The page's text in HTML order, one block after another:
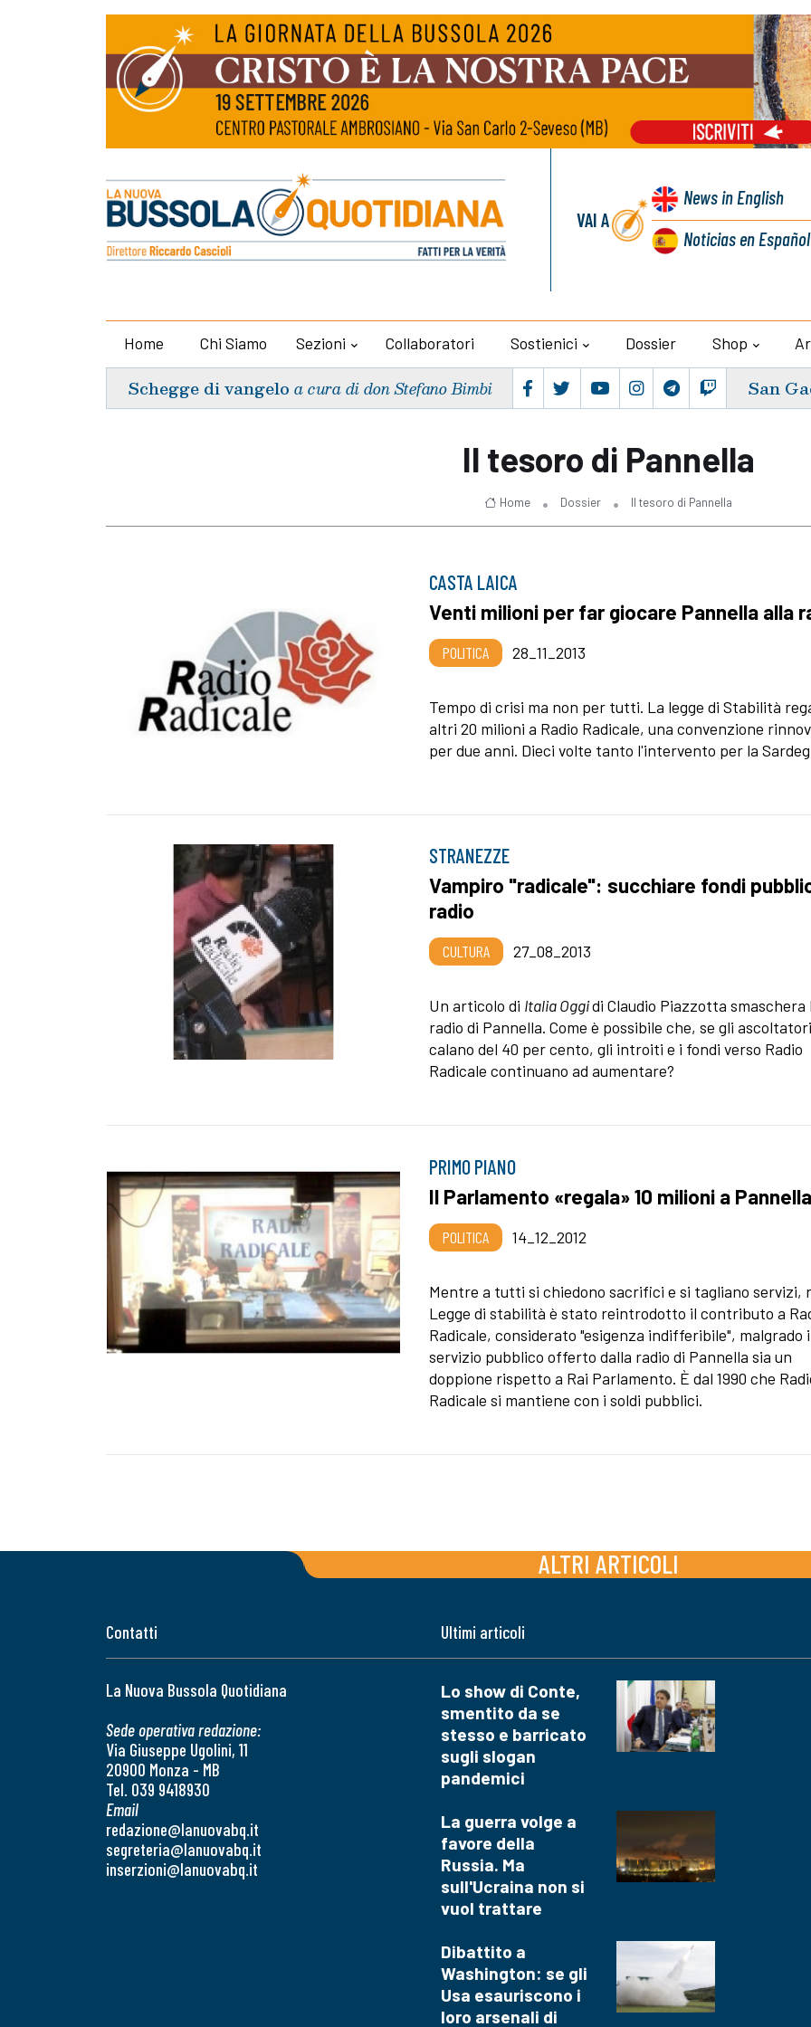
VAI A
Newsin English
Noticiasen Español
Home Chi Siamo Sezioni Collaboratori Sostienici Dossier Shop
Schegge di vangelo a cura di don Stefano Bimbi San
Il tesoro di Pannella
Home Dossier Il tesoro di Pannella
CASTA LAICA
Venti milioni per far giocare Pannella alla
POLITICA 28_11_2013
Tempo di crisi ma non per tutti. La legge di Stabilità
altri 20 milioni a Radio Radicale, una convenzione
per due anni. Dieci volte tanto l'intervento per la
STRANEZZE
Vampiro "radicale": succhiare fondi
radio
CULTURA 27_08_2013
Un articolo di Italia Oggidi Claudio Piazzotta smaschera
radio di Pannella. Come è possibile che, se gli ascoltatori
calano del 40 per cento, gli introiti e i fondi verso Radio
Radicale continuano ad aumentare?
PRIMO PIANO
Il Parlamento «regala» 10 milioni a Pannella
POLITICA 14_12_2012
Mentre a tutti si chiedono sacrifici e si tagliano servizi,
Legge di stabilità è stato reintrodotto il contributo a
Radicale, considerato "esigenza indifferibile", malgrado
servizio pubblico offerto dalla radio di Pannella sia un
doppione rispetto a Rai Parlamento. È dal 1990 che
Radicale si mantiene con i soldi pubblici.
ALTRI ARTICOLI
Contatti
La Nuova Bussola Quotidiana
Sede operativa redazione:
Via Giuseppe Ugolini, 11
20900 Monza - MB
Tel. 039 9418930
Email
redazione@lanuovabq.it
segreteria@lanuovabq.it
inserzioni@lanuovabq.it
Ultimi articoli
Lo show di Conte,
smentito da se
stesso e barricato
sugli slogan
pandemici
La guerra volge a
favore della
Russia. Ma
sull'Ucraina non si
vuol trattare
Dibattito a
Washington: se gli
Usa esauriscono i
loro arsenali di